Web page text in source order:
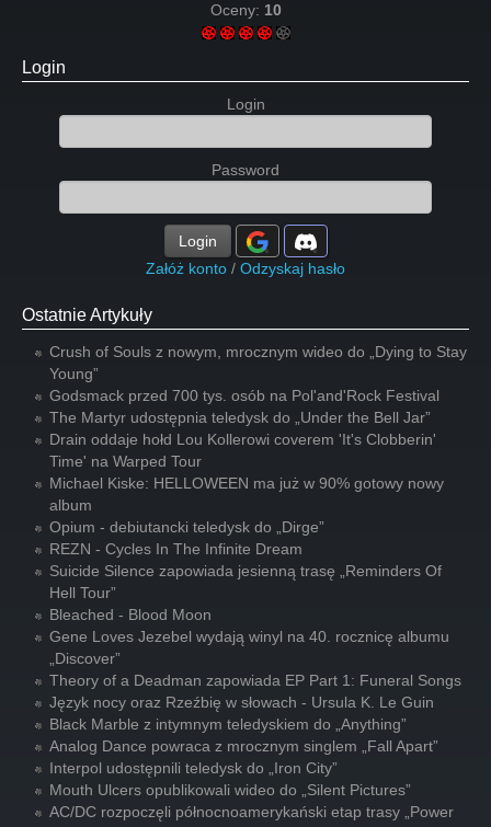
Oceny: 10
Login
Login
Password
Login
Załóż konto / Odzyskaj hasło
Ostatnie Artykuły
Crush of Souls z nowym, mrocznym wideo do „Dying to Stay
Young”
Godsmack przed 700 tys. osób na Pol'and'Rock Festival
The Martyr udostępnia teledysk do „Under the Bell Jar”
Drain oddaje hołd Lou Kollerowi coverem 'It's Clobberin'
Time' na Warped Tour
Michael Kiske: HELLOWEEN ma już w 90% gotowy nowy
album
Opium - debiutancki teledysk do „Dirge”
REZN - Cycles In The Infinite Dream
Suicide Silence zapowiada jesienną trasę „Reminders Of
Hell Tour”
Bleached - Blood Moon
Gene Loves Jezebel wydają winyl na 40. rocznicę albumu
„Discover”
Theory of a Deadman zapowiada EP Part 1: Funeral Songs
Język nocy oraz Rzeźbię w słowach - Ursula K. Le Guin
Black Marble z intymnym teledyskiem do „Anything”
Analog Dance powraca z mrocznym singlem „Fall Apart”
Interpol udostępnili teledysk do „Iron City”
Mouth Ulcers opublikowali wideo do „Silent Pictures”
AC/DC rozpoczęli północnoamerykański etap trasy „Power